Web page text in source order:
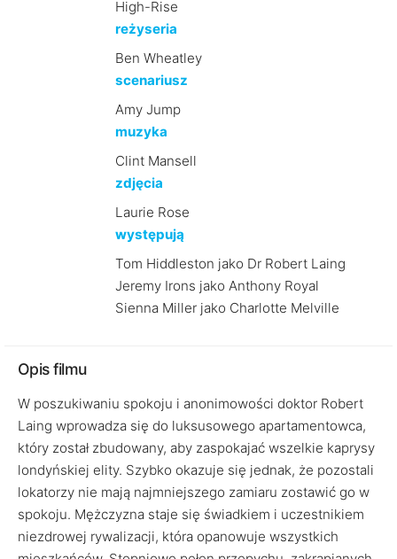
High-Rise
reżyseria
Ben Wheatley
scenariusz
Amy Jump
muzyka
Clint Mansell
zdjęcia
Laurie Rose
występują
Tom Hiddleston jako Dr Robert Laing
Jeremy Irons jako Anthony Royal
Sienna Miller jako Charlotte Melville
Opis filmu
W poszukiwaniu spokoju i anonimowości doktor Robert
Laing wprowadza się do luksusowego apartamentowca,
który został zbudowany, aby zaspokajać wszelkie kaprysy
londyńskiej elity. Szybko okazuje się jednak, że pozostali
lokatorzy nie mają najmniejszego zamiaru zostawić go w
spokoju. Mężczyzna staje się świadkiem i uczestnikiem
niezdrowej rywalizacji, która opanowuje wszystkich